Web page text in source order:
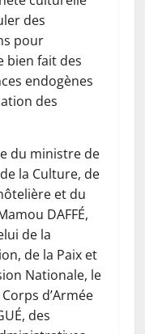
des
pour
bien fait des
endogènes
des
du ministre de
la Culture, de
et du
DAFFÉ,
de la
de la Paix et
Nationale, le
d’Armée
des